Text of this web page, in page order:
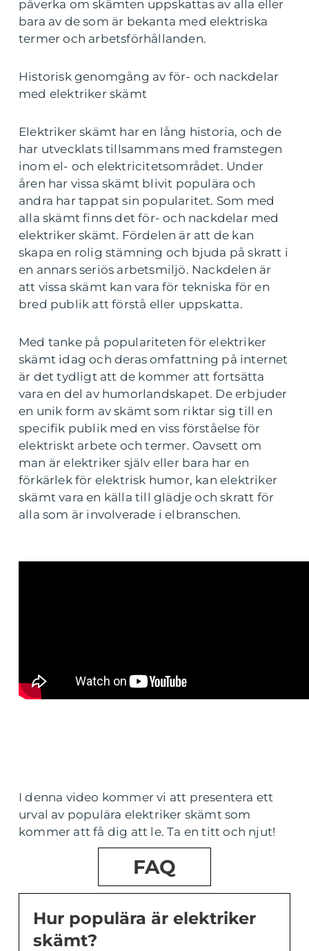
påverka om skämten uppskattas av alla eller
bara av de som är bekanta med elektriska
termer och arbetsförhållanden.
Historisk genomgång av för- och nackdelar
med elektriker skämt
Elektriker skämt har en lång historia, och de
har utvecklats tillsammans med framstegen
inom el- och elektricitetsområdet. Under
åren har vissa skämt blivit populära och
andra har tappat sin popularitet. Som med
alla skämt finns det för- och nackdelar med
elektriker skämt. Fördelen är att de kan
skapa en rolig stämning och bjuda på skratt i
en annars seriös arbetsmiljö. Nackdelen är
att vissa skämt kan vara för tekniska för en
bred publik att förstå eller uppskatta.
Med tanke på populariteten för elektriker
skämt idag och deras omfattning på internet
är det tydligt att de kommer att fortsätta
vara en del av humorlandskapet. De erbjuder
en unik form av skämt som riktar sig till en
specifik publik med en viss förståelse för
elektriskt arbete och termer. Oavsett om
man är elektriker själv eller bara har en
förkärlek för elektrisk humor, kan elektriker
skämt vara en källa till glädje och skratt för
alla som är involverade i elbranschen.
I denna video kommer vi att presentera ett
urval av populära elektriker skämt som
kommer att få dig att le. Ta en titt och njut!
FAQ
Hur populära är elektriker
skämt?